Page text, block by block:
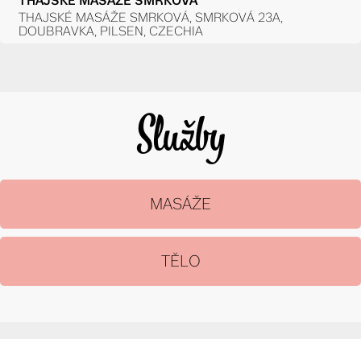
THAJSKÉ MASÁŽE SMRKOVÁ, SMRKOVÁ 23A,
DOUBRAVKA, PILSEN, CZECHIA
Služby
MASÁŽE
TĚLO